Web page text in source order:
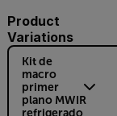
Product
Variations
Kit de
macro
primer
plano MWIR
refrigerado